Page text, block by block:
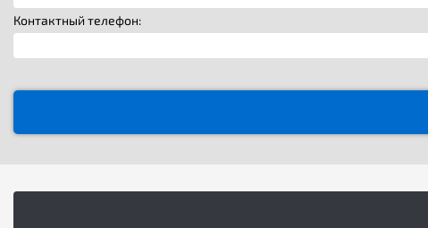
Контактный телефон: